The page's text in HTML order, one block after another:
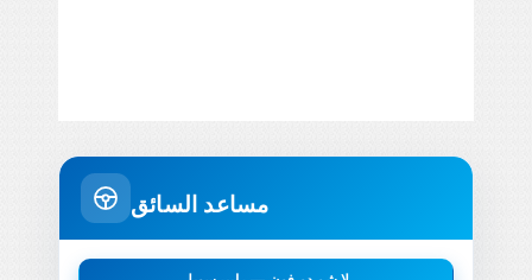
مساعد السائق